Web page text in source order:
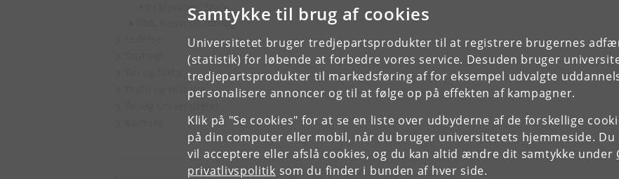
Samtykke til brug af cookies
Universitetet bruger tredjepartsprodukter til at registrere brugernes
(statistik) for løbende at forbedre vores service. Desuden bruger
tredjepartsprodukter til markedsføring af for eksempel udvalgte
personalisere annoncer og til at følge op på effekten af kampagner.
Klik på "Se cookies" for at se en liste over udbyderne af de forskellige
på din computer eller mobil, når du bruger universitetets hjemmeside. Du
vil acceptere eller afslå cookies, og du kan altid ændre dit samtykke under
privatlivspolitik som du finder i bunden af hver side.
Rektoratets Stab
Råd, nævn og udvalg
Profil og historie